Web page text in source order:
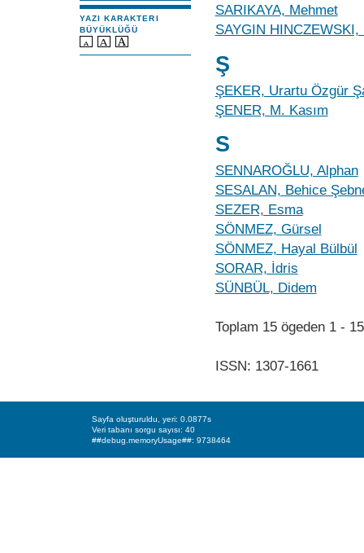
YAZI KARAKTERI
BÜYÜKLÜĞÜ
SARIKAYA, Mehmet
SAYGIN HINCZEWSKI,
Ş
ŞEKER, Urartu Özgür
ŞENER, M. Kasım
S
SENNAROĞLU, Alphan
SESALAN, Behice
SEZER, Esma
SÖNMEZ, Gürsel
SÖNMEZ, Hayal Bülbül
SORAR, İdris
SÜNBÜL, Didem
Toplam 15 ögeden 1 -
ISSN: 1307-1661
Sayfa oluşturuldu, yeri: 0.0877s
Veri tabanı sorgu sayısı: 40
##debug.memoryUsage##: 9738464